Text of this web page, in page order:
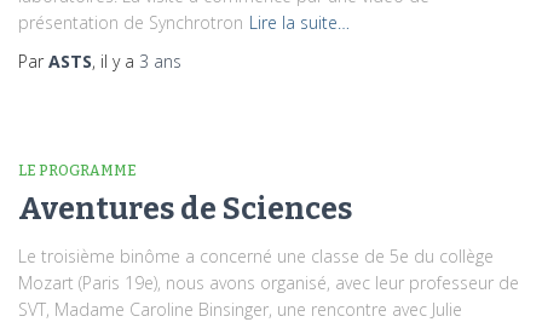
présentation de Synchrotron Lire la suite…
Par ASTS, il y a 3 ans
LE PROGRAMME
Aventures de Sciences
Le troisième binôme a concerné une classe de 5e du collège
Mozart (Paris 19e), nous avons organisé, avec leur professeur de
SVT, Madame Caroline Binsinger, une rencontre avec Julie